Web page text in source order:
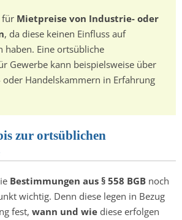
für Mietpreise von Industrie- oder
, da diese keinen Einfluss auf
haben. Eine ortsübliche
Gewerbe kann beispielsweise über
Handelskammern in Erfahrung
zur ortsüblichen
Bestimmungen aus § 558 BGB noch
wichtig. Denn diese legen in Bezug
fest, wann und wie diese erfolgen